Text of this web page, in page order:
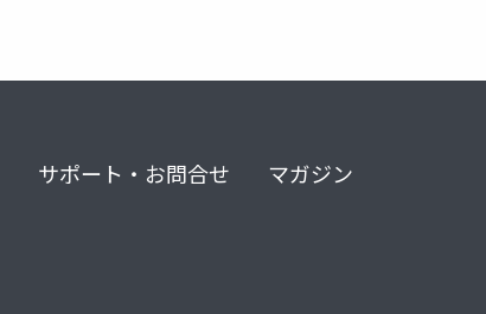
サポート・お問合せ マガジン